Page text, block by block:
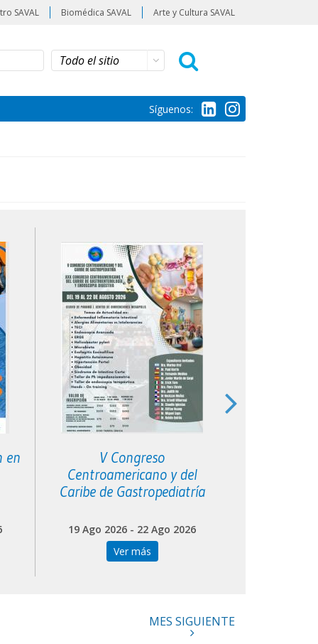
SAVAL Biomédica SAVAL Arte y Cultura SAVAL
Síguenos:
en
V Congreso
Centroamericano y del
Caribe de Gastropediatría
19 Ago 2026 - 22 Ago 2026
Ver más
MES SIGUIENTE